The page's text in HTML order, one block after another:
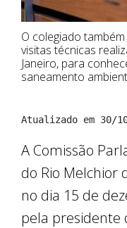
O colegiado
visitas técnicas
Janeiro, para
saneamento
Atualizado em 30/
A Comissão
do Rio Melchior
no dia 15 de
pela presidente